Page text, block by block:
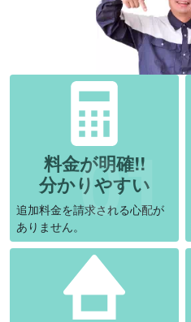
料金が明確!!
分かりやすい
追加料金を請求される心配が
ありません。